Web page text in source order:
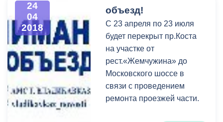
24
04
2018
объезд!
С 23 апреля по 23 июля
будет перекрыт пр.Коста
на участке от
рест.«Жемчужина» до
Московского шоссе в
связи с проведением
ремонта проезжей части.